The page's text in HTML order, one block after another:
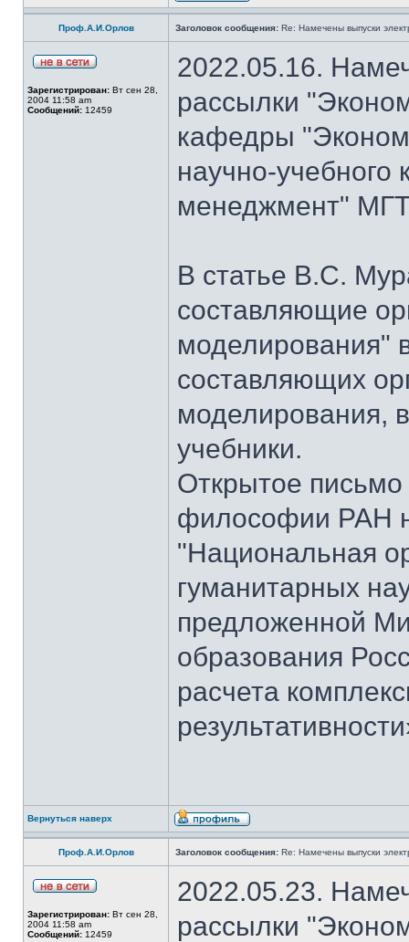
Проф.А.И.Орлов Заголовок сообщения: Re: Намечены выпуски
Зарегистрирован: Вт сен 28,
2004 11:58 am
Сообщений: 12459
2022.05.16.
рассылки
кафедры
научно-
менеджмент"
В статье В.С.
составляющие
моделирования"
составляющих
моделирования,
учебники.
Открытое письмо
философии РАН
"Национальная
гуманитарных
предложенной
образования
расчета
Вернуться наверх
Проф.А.И.Орлов Заголовок сообщения: Re: Намечены выпуски
Зарегистрирован: Вт сен 28,
2004 11:58 am
Сообщений: 12459
2022.05.23.
рассылки